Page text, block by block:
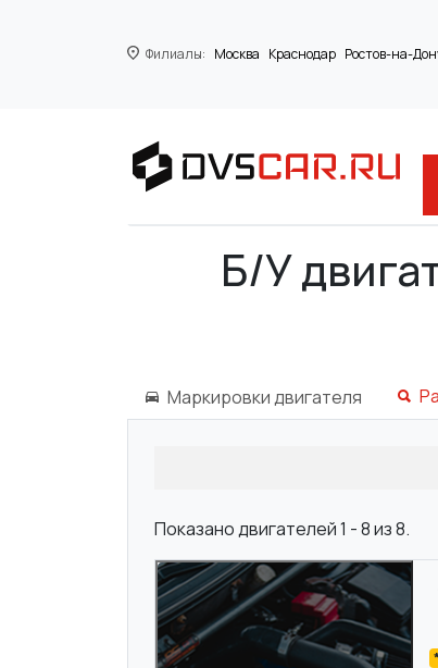
Филиалы: Москва Краснодар Ростов-на-
Главная
Б/У
Маркировки двигателя
Показано двигателей 1 - 8 из 8.